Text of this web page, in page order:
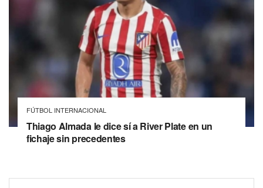
FÚTBOL INTERNACIONAL
Thiago Almada le dice sí a River Plate en un
fichaje sin precedentes